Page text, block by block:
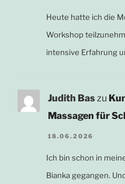
Heute hatte ich die
Workshop
intensive Erfahrung
Judith Baszu
Massagen für
18.06.2026
Ich bin schon in
Bianka gegangen.